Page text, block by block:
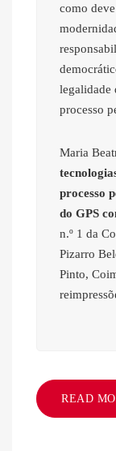
como
legalidade
processo
Maria
processo
do GPS
n.º 1 da
Pizarro
Pinto,
READ